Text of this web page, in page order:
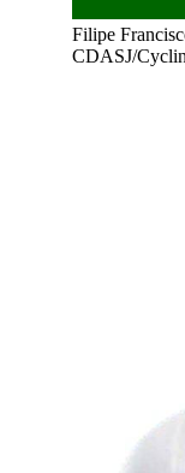
Filipe
CDASJ/